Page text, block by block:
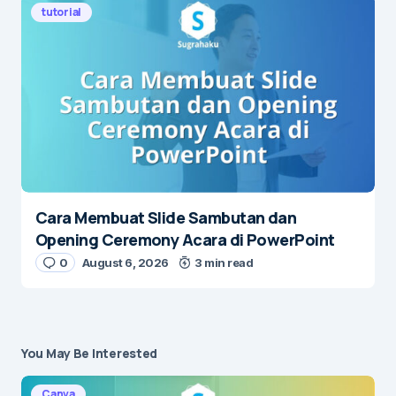
tutorial
Cara Membuat Slide Sambutan dan
Opening Ceremony Acara di PowerPoint
0 August 6, 2026 3 min read
You May Be Interested